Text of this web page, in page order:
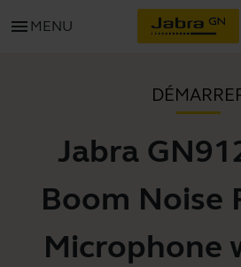
menu MENU
Jabra
Boom Noise
Microphone